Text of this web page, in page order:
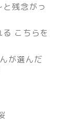
残念がっ
こちらを
が選んだ